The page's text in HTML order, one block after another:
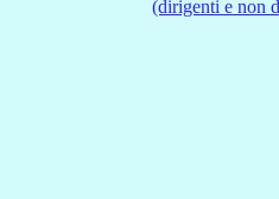
(dirigenti e non